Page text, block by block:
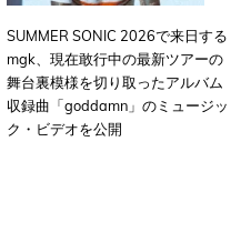
SUMMER SONIC 2026で来日する
mgk、現在敢行中の最新ツアーの
舞台裏模様を切り取ったアルバム
収録曲「goddamn」のミュージッ
ク・ビデオを公開